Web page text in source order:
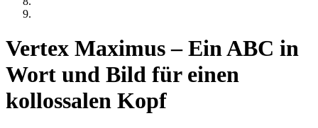
Vertex Maximus – Ein ABC in
Wort und Bild für einen
kollossalen Kopf